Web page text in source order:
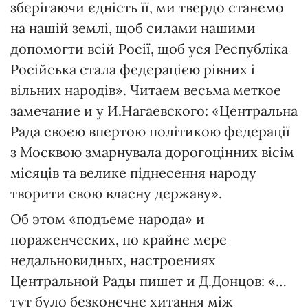
зберігаючи єдність її, ми твердо станемо
на нашій землі, щоб силами нашими
допомогти всій Росії, щоб уся Республіка
Російська стала федерацією рівних і
вільних народів». Читаем весьма меткое
замечание и у И.Нагаевского: «Центральна
Рада своєю впертою політикою федерації
з Москвою змарнувала дорогоцінних вісім
місяців та велике піднесення народу
творити свою власну державу».
Об этом «подъеме народа» и
пораженческих, по крайне мере
недальновидных, настроениях
Центральной Рады пишет и Д.Донцов: «…
тут було безконечне хитання між